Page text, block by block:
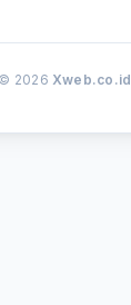
© 2026 Xweb.co.id